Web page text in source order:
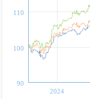
2024
90
100
110